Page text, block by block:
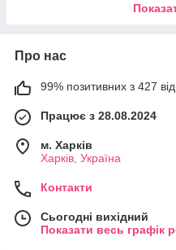
Про нас
99% позитивних з 427
Працює з 28.08.2024
м. Харків
Харків, Україна
Контакти
Сьогодні вихідний
Показати весь графік